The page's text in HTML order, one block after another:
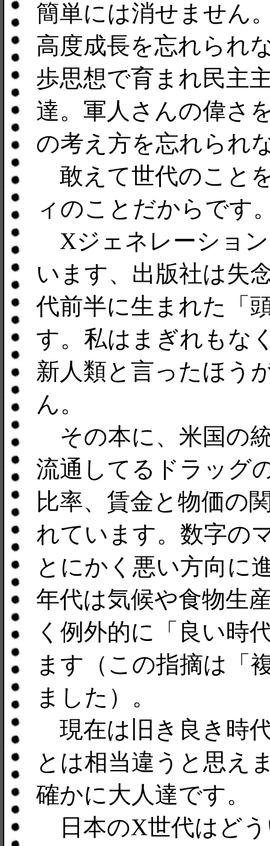
簡単には消せません
高度成長を忘れられ
歩思想で育まれ民主
達。軍人さんの偉さ
の考え方を忘れられ
敢えて世代のこと
ィのことだからです
Xジェネレーショ
います、出版社は失
代前半に生まれた「
す。私はまぎれもな
新人類と言ったほう
ん。
その本に、米国の
流通してるドラッグ
比率、賃金と物価の
れています。数字の
とにかく悪い方向に
年代は気候や食物生
く例外的に「良い時
ます（この指摘は「
ました）。
現在は旧き良き時
とは相当違うと思え
確かに大人達です。
日本のX世代はど